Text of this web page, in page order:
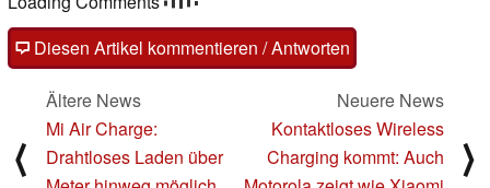
Diesen Artikel kommentieren / Antworten
⟨
Ältere News
Mi Air Charge:
Drahtloses Laden über
Neuere News
Kontaktloses Wireless
Charging kommt: Auch
⟩